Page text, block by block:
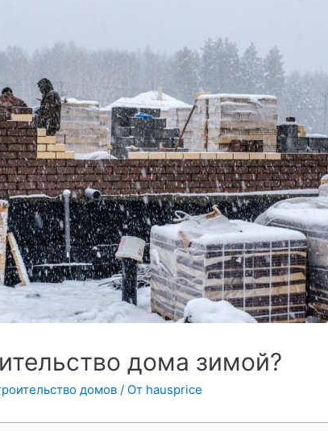
дома зимой?
домов / От hausprice